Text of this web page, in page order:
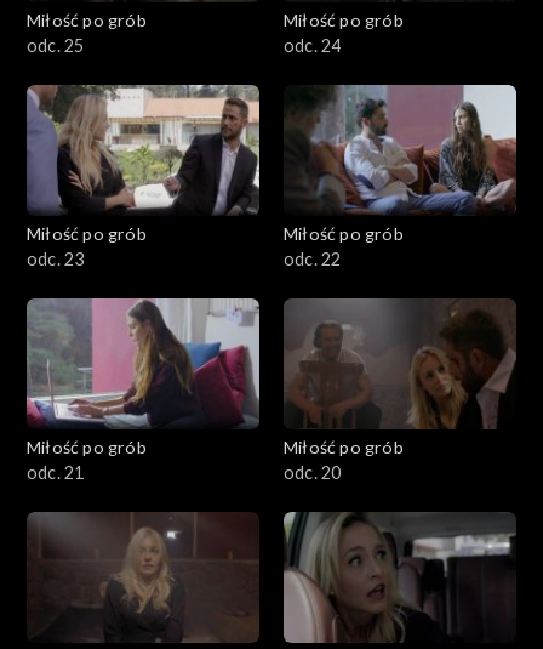
Miłość po grób
odc. 25
Miłość po grób
odc. 24
Miłość po grób
odc. 23
Miłość po grób
odc. 22
Miłość po grób
odc. 21
Miłość po grób
odc. 20